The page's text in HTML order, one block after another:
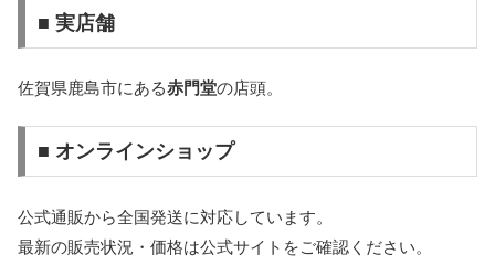
■ 実店舗
佐賀県鹿島市にある赤門堂の店頭。
■ オンラインショップ
公式通販から全国発送に対応しています。
最新の販売状況・価格は公式サイトをご確認ください。